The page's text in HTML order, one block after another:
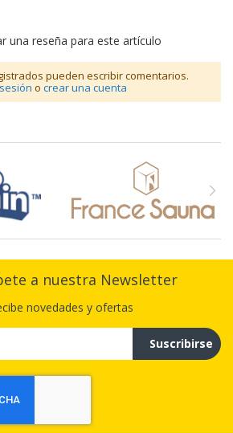
una reseña para este artículo
pueden escribir comentarios.
o crear una cuenta
a nuestra Newsletter
novedades y ofertas
Suscribirse